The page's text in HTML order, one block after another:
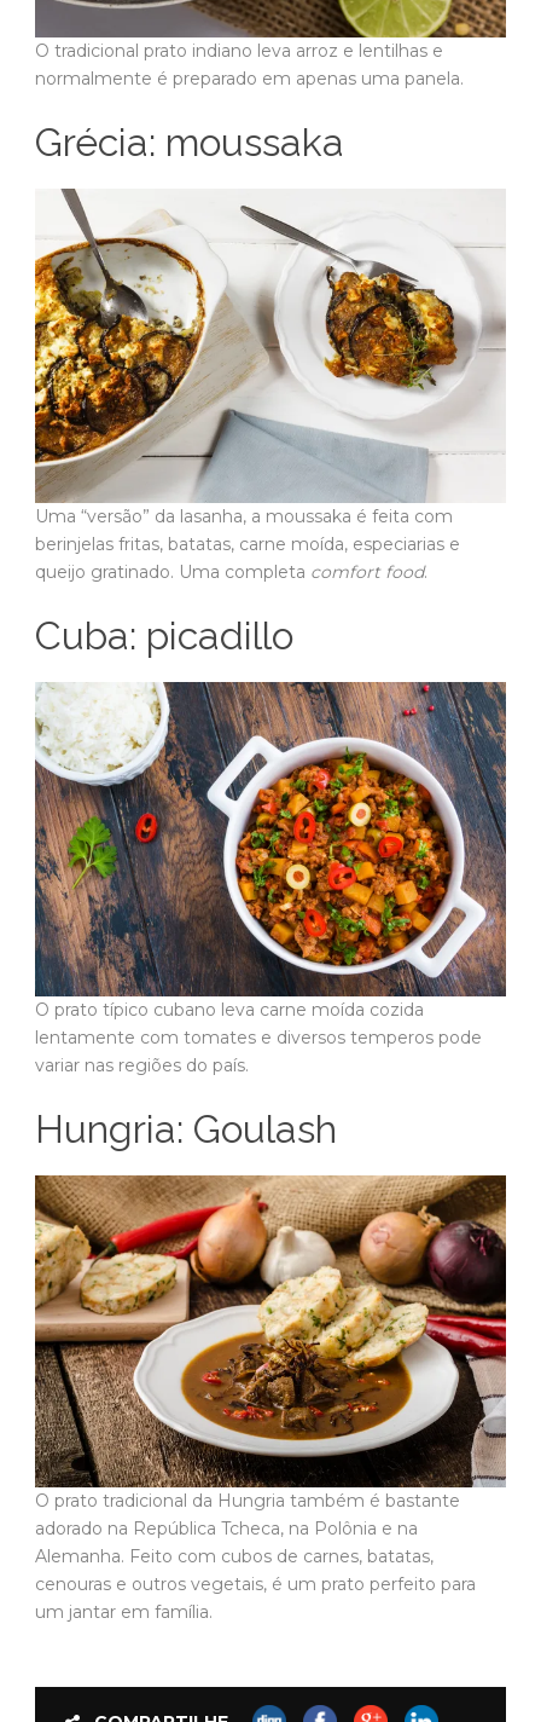
O tradicional prato indiano leva arroz e lentilhas e
normalmente é preparado em apenas uma panela.
Grécia: moussaka
Uma “versão” da lasanha, a moussaka é feita com
berinjelas fritas, batatas, carne moída, especiarias e
queijo gratinado. Uma completa comfort food.
Cuba: picadillo
O prato típico cubano leva carne moída cozida
lentamente com tomates e diversos temperos pode
variar nas regiões do país.
Hungria: Goulash
O prato tradicional da Hungria também é bastante
adorado na República Tcheca, na Polônia e na
Alemanha. Feito com cubos de carnes, batatas,
cenouras e outros vegetais, é um prato perfeito para
um jantar em família.